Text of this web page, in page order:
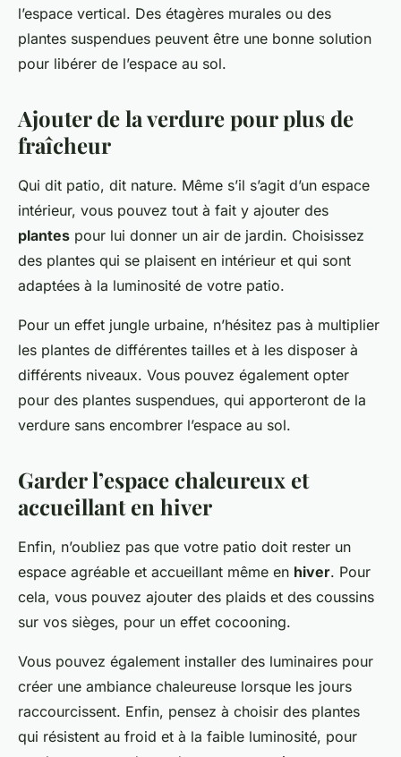
l’espace vertical. Des étagères murales ou des
plantes suspendues peuvent être une bonne solution
pour libérer de l’espace au sol.
Ajouter de la verdure pour plus de
fraîcheur
Qui dit patio, dit nature. Même s’il s’agit d’un espace
intérieur, vous pouvez tout à fait y ajouter des
plantes pour lui donner un air de jardin. Choisissez
des plantes qui se plaisent en intérieur et qui sont
adaptées à la luminosité de votre patio.
Pour un effet jungle urbaine, n’hésitez pas à multiplier
les plantes de différentes tailles et à les disposer à
différents niveaux. Vous pouvez également opter
pour des plantes suspendues, qui apporteront de la
verdure sans encombrer l’espace au sol.
Garder l’espace chaleureux et
accueillant en hiver
Enfin, n’oubliez pas que votre patio doit rester un
espace agréable et accueillant même en hiver. Pour
cela, vous pouvez ajouter des plaids et des coussins
sur vos sièges, pour un effet cocooning.
Vous pouvez également installer des luminaires pour
créer une ambiance chaleureuse lorsque les jours
raccourcissent. Enfin, pensez à choisir des plantes
qui résistent au froid et à la faible luminosité, pour